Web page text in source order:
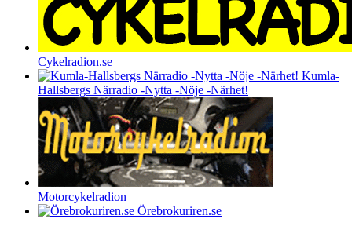
Cykelradion.se
Kumla-
Hallsbergs Närradio -Nytta -Nöje -Närhet!
Motorcykelradion
Örebrokuriren.se